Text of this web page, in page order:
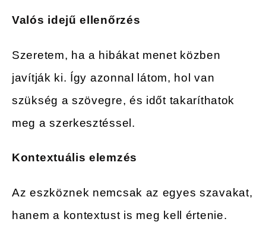
Valós idejű ellenőrzés
Szeretem, ha a hibákat menet közben
javítják ki. Így azonnal látom, hol van
szükség a szövegre, és időt takaríthatok
meg a szerkesztéssel.
Kontextuális elemzés
Az eszköznek nemcsak az egyes szavakat,
hanem a kontextust is meg kell értenie.